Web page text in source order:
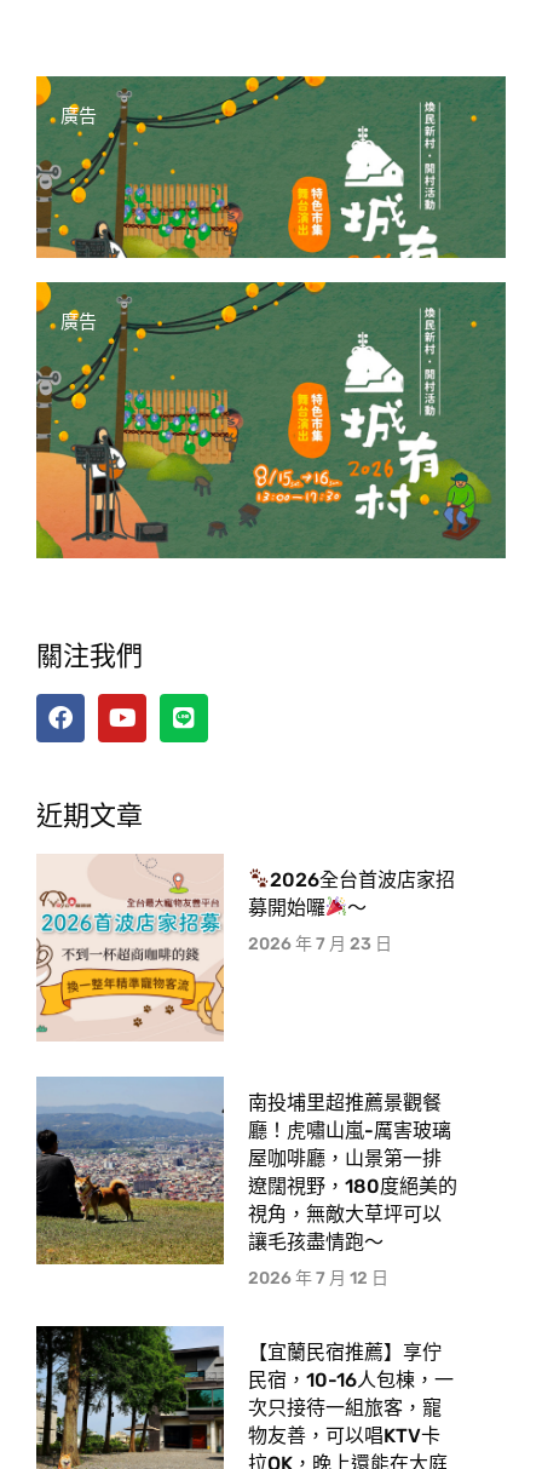
廣告
廣告
關注我們
近期文章
2026全台首波店家招
募開始囉
～
2026 年 7 月 23 日
南投埔里超推薦景觀餐
廳！虎嘯山嵐-厲害玻璃
屋咖啡廳，山景第一排
遼闊視野，180度絕美的
視角，無敵大草坪可以
讓毛孩盡情跑〜
2026 年 7 月 12 日
【宜蘭民宿推薦】享佇
民宿，10-16人包棟，一
次只接待一組旅客，寵
物友善，可以唱KTV卡
拉OK，晚上還能在大庭